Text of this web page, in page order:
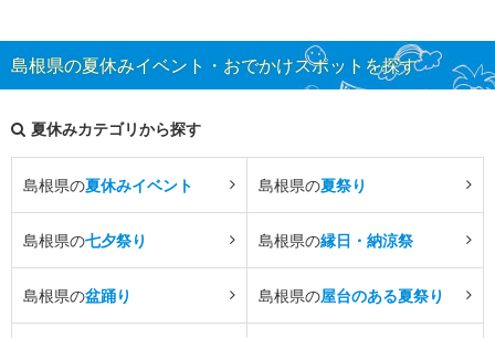
島根県の夏休みイベント・おでかけスポットを探す
夏休みカテゴリから探す
島根県の夏休みイベント 島根県の夏祭り
島根県の七夕祭り 島根県の縁日・納涼祭
島根県の盆踊り 島根県の屋台のある夏祭り